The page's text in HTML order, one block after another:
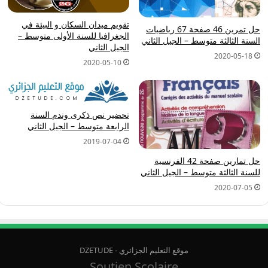
حل تمرين 46 صفحة 67 رياضيات
السنة الثالثة متوسط – الجيل الثاني
2020-05-18
تقويم ميدان السكان و البيئة في
الجغرافيا للسنة الأولى متوسط –
الجيل الثاني
2020-05-10
حل تمارين صفحة 42 الفرنسية
للسنة الثالثة متوسط – الجيل الثاني
2020-07-05
تحضير نص ذكرى وندم السنة
الرابعة متوسط – الجيل الثاني
2019-07-04
موقع التعليم الجزائري - DZETUDE